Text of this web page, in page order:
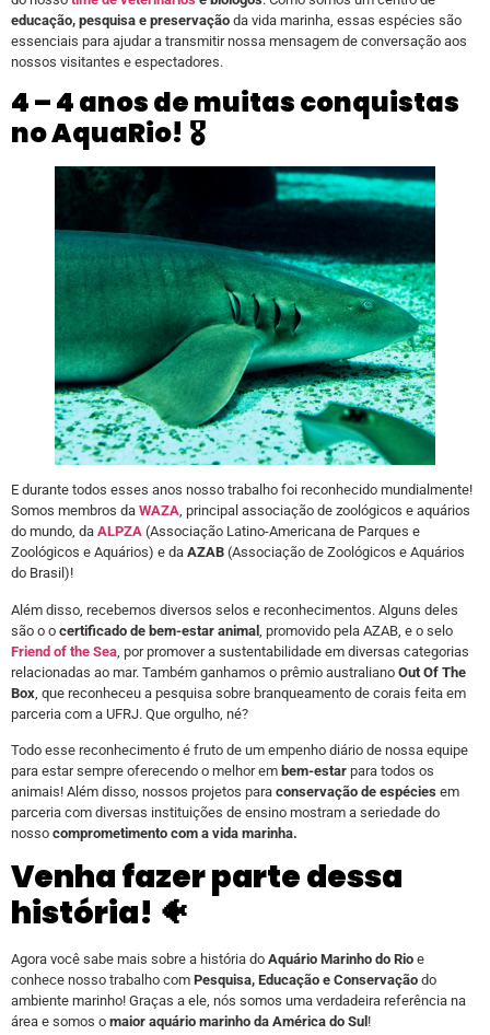
educação, pesquisa e preservação da vida marinha, essas espécies são
essenciais para ajudar a transmitir nossa mensagem de conversação aos
nossos visitantes e espectadores.
4 – 4 anos de muitas conquistas
no AquaRio! 🎖️
E durante todos esses anos nosso trabalho foi reconhecido mundialmente!
Somos membros da WAZA, principal associação de zoológicos e aquários
do mundo, da ALPZA (Associação Latino-Americana de Parques e
Zoológicos e Aquários) e da AZAB (Associação de Zoológicos e Aquários
do Brasil)!
Além disso, recebemos diversos selos e reconhecimentos. Alguns deles
são o o certificado de bem-estar animal , promovido pela AZAB, e o selo
Friend of the Sea , por promover a sustentabilidade em diversas categorias
relacionadas ao mar. Também ganhamos o prêmio australiano Out Of The
Box , que reconheceu a pesquisa sobre branqueamento de corais feita em
parceria com a UFRJ. Que orgulho, né?
Todo esse reconhecimento é fruto de um empenho diário de nossa equipe
para estar sempre oferecendo o melhor em bem-estar para todos os
animais! Além disso, nossos projetos para conservação de espécies em
parceria com diversas instituições de ensino mostram a seriedade do
nosso comprometimento com a vida marinha.
Venha fazer parte dessa
história! 🐠
Agora você sabe mais sobre a história do Aquário Marinho do Rio e
conhece nosso trabalho com Pesquisa, Educação e Conservação do
ambiente marinho! Graças a ele, nós somos uma verdadeira referência na
área e somos o maior aquário marinho da América do Sul !